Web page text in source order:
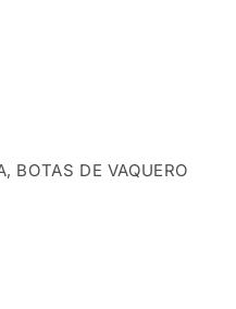
BOTAS DE VAQUERO